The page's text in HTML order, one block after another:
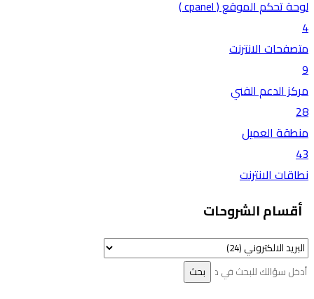
لوحة تحكم الموقع ( cpanel )
4
متصفحات الانترنت
9
مركز الدعم الفني
28
منطقة العميل
43
نطاقات الانترنت
أقسام الشروحات